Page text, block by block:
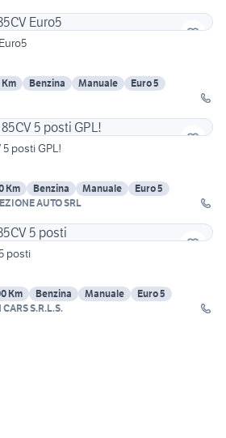
Benzina Manuale
Euro 5
5 posti GPL!
Km Benzina Manuale
Euro 5
AUTO SRL
posti
Km Benzina Manuale
Euro 5
S.R.L.S.